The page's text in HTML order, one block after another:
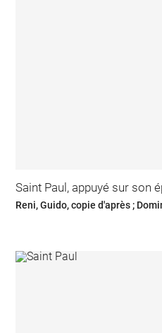
Saint Paul, appuyé sur son
Reni,